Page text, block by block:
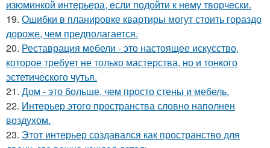
изюминкой интерьера, если подойти к нему творчески.
19. Ошибки в планировке квартиры могут стоить гораздо
дороже, чем предполагается.
20. Реставрация мебели - это настоящее искусство,
которое требует не только мастерства, но и тонкого
эстетического чутья.
21. Дом - это больше, чем просто стены и мебель.
22. Интерьер этого пространства словно наполнен
воздухом.
23. Этот интерьер создавался как пространство для